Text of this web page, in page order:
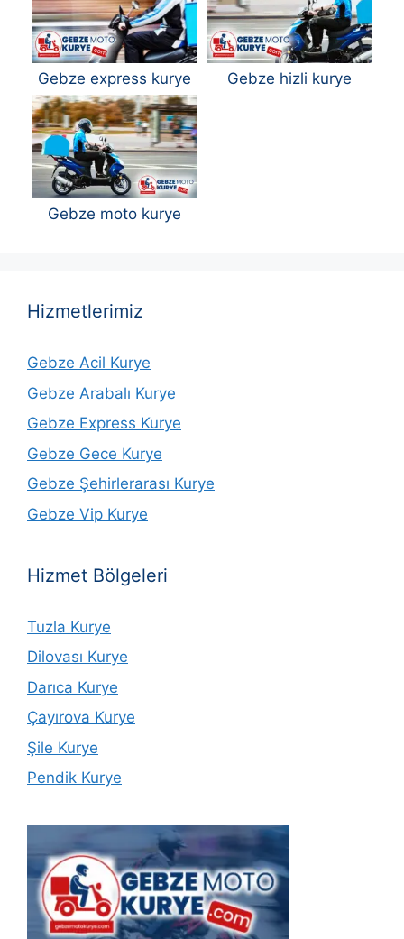
Gebze express kurye Gebze hizli kurye
Gebze moto kurye
Hizmetlerimiz
Gebze Acil Kurye
Gebze Arabalı Kurye
Gebze Express Kurye
Gebze Gece Kurye
Gebze Şehirlerarası Kurye
Gebze Vip Kurye
Hizmet Bölgeleri
Tuzla Kurye
Dilovası Kurye
Darıca Kurye
Çayırova Kurye
Şile Kurye
Pendik Kurye